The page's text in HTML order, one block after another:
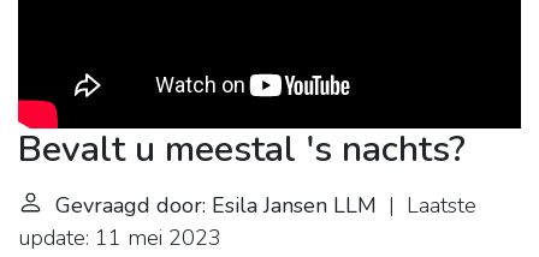
Bevalt u meestal 's nachts?
Gevraagd door: Esila Jansen LLM | Laatste
update: 11 mei 2023